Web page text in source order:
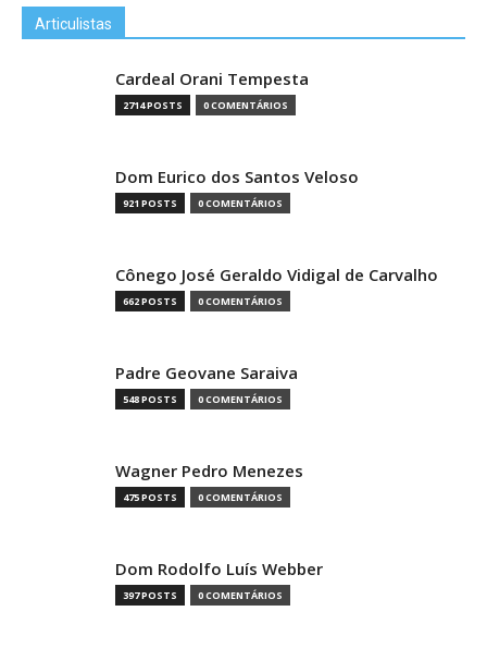
Articulistas
Cardeal Orani Tempesta
2714 POSTS 0 COMENTÁRIOS
Dom Eurico dos Santos Veloso
921 POSTS 0 COMENTÁRIOS
Cônego José Geraldo Vidigal de Carvalho
662 POSTS 0 COMENTÁRIOS
Padre Geovane Saraiva
548 POSTS 0 COMENTÁRIOS
Wagner Pedro Menezes
475 POSTS 0 COMENTÁRIOS
Dom Rodolfo Luís Webber
397 POSTS 0 COMENTÁRIOS